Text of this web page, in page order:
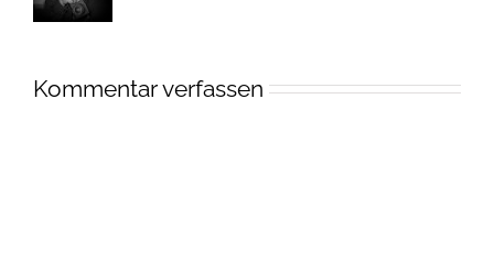
Kommentar verfassen